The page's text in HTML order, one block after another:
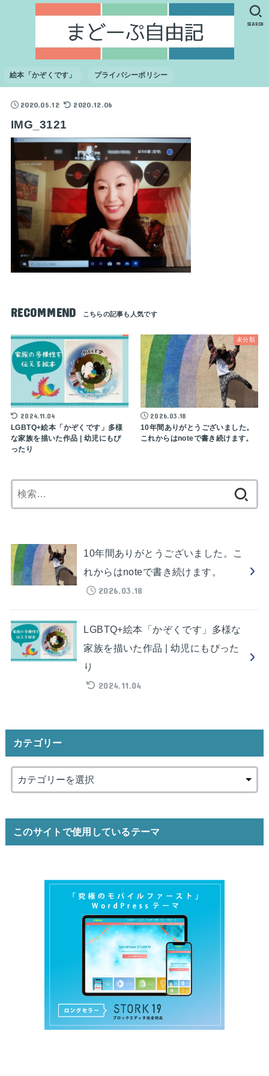
絵本「かぞくです」 プライバシーポリシー
SEARCH
2020.05.12 2020.12.06
IMG_3121
RECOMMEND
2024.11.04
LGBTQ+絵本「かぞくです」多様
な家族を描いた作品 | 幼児にもぴ
ったり
未分類
2026.03.18
10年間ありがとうございました。
これからはnoteで書き続けます。
索:
10年間ありがとうございました。こ
れからはnoteで書き続けます。
2026.03.18
LGBTQ+絵本「かぞくです」多様な
家族を描いた作品 | 幼児にもぴった
り
2024.11.04
カテゴリー
このサイトで使用しているテーマ